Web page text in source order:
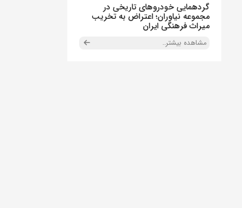
گردهمایی خودروهای تاریخی در
مجموعه نیاوران؛ اعتراض به تخریب
میراث فرهنگی ایران
مشاهده بیشتر..